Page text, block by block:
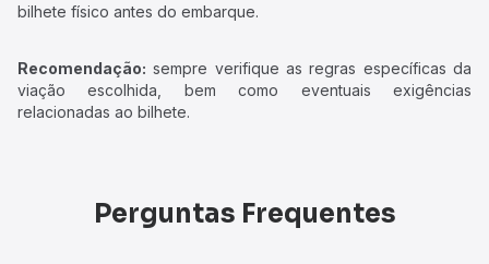
bilhete físico antes do embarque.
Recomendação: sempre verifique as regras específicas da
viação escolhida, bem como eventuais exigências
relacionadas ao bilhete.
Perguntas Frequentes